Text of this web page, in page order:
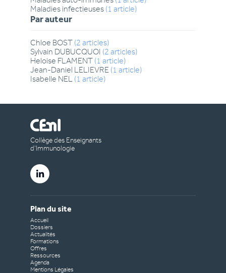
Maladies infectieuses (1 article)
Par auteur
Chloe BOST (2 articles)
Sylvain DUBUCQUOI (2 articles)
Heloise FLAMENT (1 article)
Jean-Daniel LELIEVRE (1 article)
Isabelle NEL (1 article)
Collège des Enseignants
d’Immunologie
Plan du site
Accueil
Dossiers
Actualités
Formations
Offres
Ressources
Agenda
Mentions Légales